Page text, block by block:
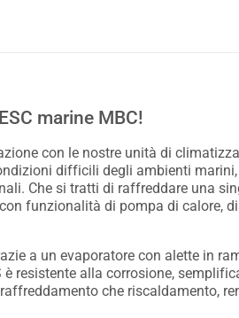
marine MBC!
con le nostre unità di
difficili degli ambienti
Che si tratti di raffreddare una
funzionalità di pompa di calore,
a un evaporatore con alette in
resistente alla corrosione,
che riscaldamento,